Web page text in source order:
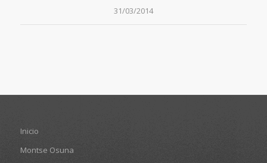
31/03/2014
Inicio
Montse Osuna